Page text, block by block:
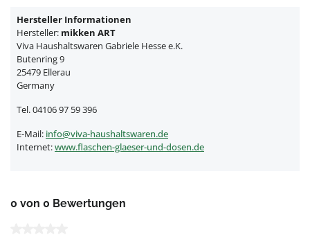
Hersteller Informationen
Hersteller: mikken ART
Viva Haushaltswaren Gabriele Hesse e.K.
Butenring 9
25479 Ellerau
Germany
Tel. 04106 97 59 396
E-Mail: info@viva-haushaltswaren.de
Internet:www.flaschen-glaeser-und-dosen.de
0 von 0 Bewertungen